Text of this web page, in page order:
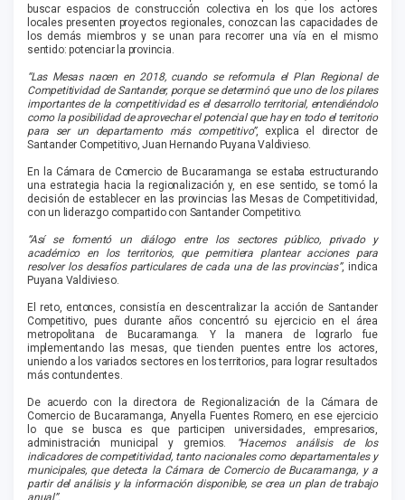
buscar espacios de construcción colectiva en los que los actores
locales presenten proyectos regionales, conozcan las capacidades de
los demás miembros y se unan para recorrer una vía en el mismo
sentido: potenciar la provincia.
“Las Mesas nacen en 2018, cuando se reformula el Plan Regional de
Competitividad de Santander, porque se determinó que uno de los pilares
importantes de la competitividad es el desarrollo territorial, entendiéndolo
como la posibilidad de aprovechar el potencial que hay en todo el territorio
para ser un departamento más competitivo”, explica el director de
Santander Competitivo, Juan Hernando Puyana Valdivieso.
En la Cámara de Comercio de Bucaramanga se estaba estructurando
una estrategia hacia la regionalización y, en ese sentido, se tomó la
decisión de establecer en las provincias las Mesas de Competitividad,
con un liderazgo compartido con Santander Competitivo.
“Así se fomentó un diálogo entre los sectores público, privado y
académico en los territorios, que permitiera plantear acciones para
resolver los desafíos particulares de cada una de las provincias”, indica
Puyana Valdivieso.
El reto, entonces, consistía en descentralizar la acción de Santander
Competitivo, pues durante años concentró su ejercicio en el área
metropolitana de Bucaramanga. Y la manera de lograrlo fue
implementando las mesas, que tienden puentes entre los actores,
uniendo a los variados sectores en los territorios, para lograr resultados
más contundentes.
De acuerdo con la directora de Regionalización de la Cámara de
Comercio de Bucaramanga, Anyella Fuentes Romero, en ese ejercicio
lo que se busca es que participen universidades, empresarios,
administración municipal y gremios.
“Hacemos análisis de los
indicadores de competitividad, tanto nacionales como departamentales y
municipales, que detecta la Cámara de Comercio de Bucaramanga, y a
partir del análisis y la información disponible, se crea un plan de trabajo
anual”.